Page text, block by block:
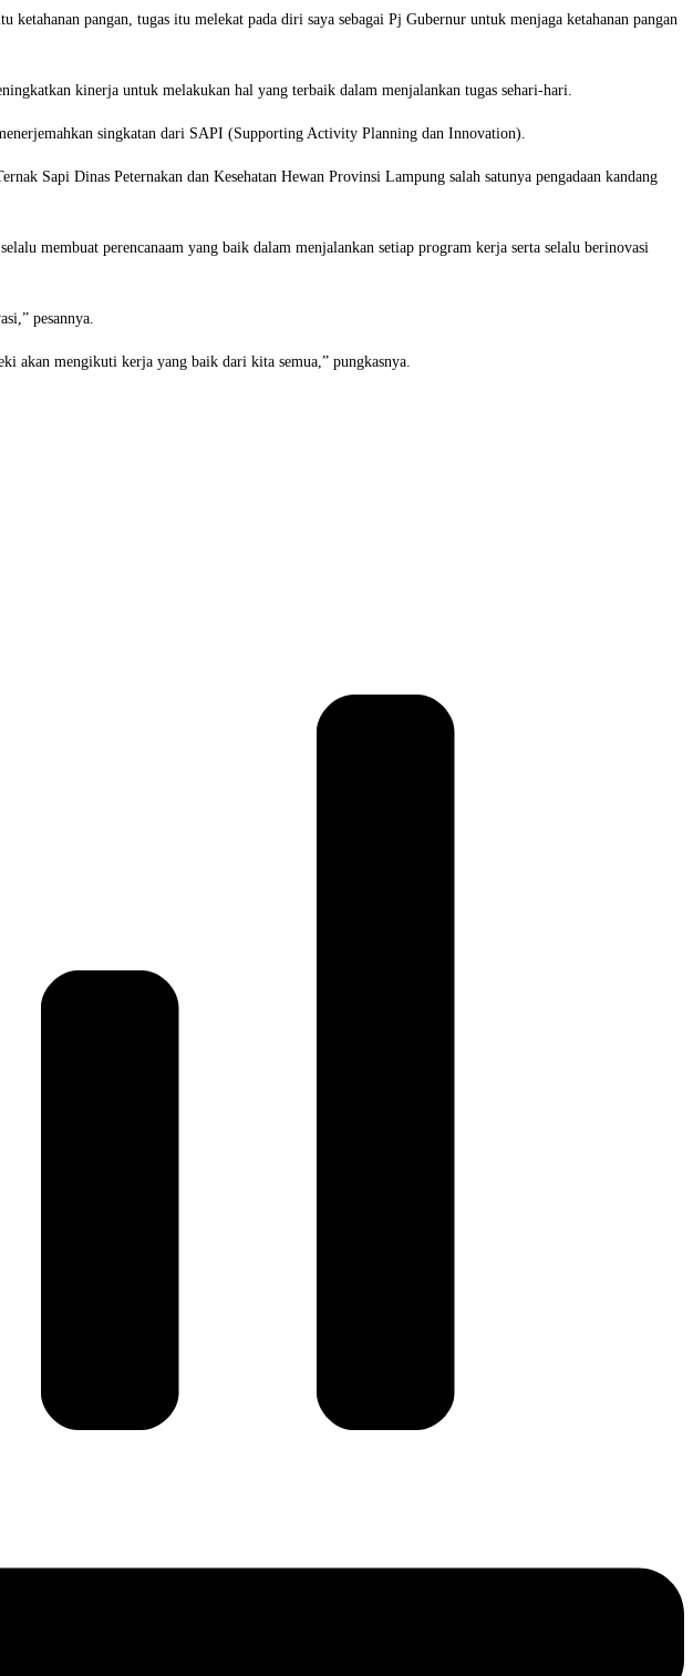
pangan, tugas itu melekat pada diri saya sebagai Pj Gubernur untuk menjaga ketahanan pangan
kinerja untuk melakukan hal yang terbaik dalam menjalankan tugas sehari-hari.
singkatan dari SAPI (Supporting Activity Planning dan Innovation).
Sapi Dinas Peternakan dan Kesehatan Hewan Provinsi Lampung salah satunya pengadaan kandang
membuat perencanaam yang baik dalam menjalankan setiap program kerja serta selalu berinovasi
pesannya.
akan mengikuti kerja yang baik dari kita semua,” pungkasnya.